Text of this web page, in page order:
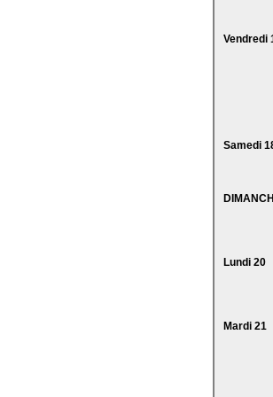
Vendredi
Samedi
Lundi 20
Mardi 21